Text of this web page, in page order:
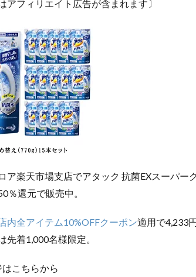
アフィリエイト広告が含まれます〕
ア楽天市場支店でアタック 抗菌EXスーパー
％還元で販売中。
内全アイテム10%OFFクーポン適用で4,233
着1,000名様限定。
こちらから